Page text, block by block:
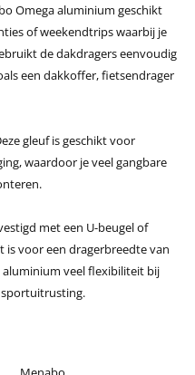
Omega aluminium geschikt
of weekendtrips waarbij je
de dakdragers eenvoudig
een dakkoffer, fietsendrager
gleuf is geschikt voor
waardoor je veel gangbare
met een U-beugel of
is voor een dragerbreedte van
aluminium veel flexibiliteit bij
sportuitrusting.